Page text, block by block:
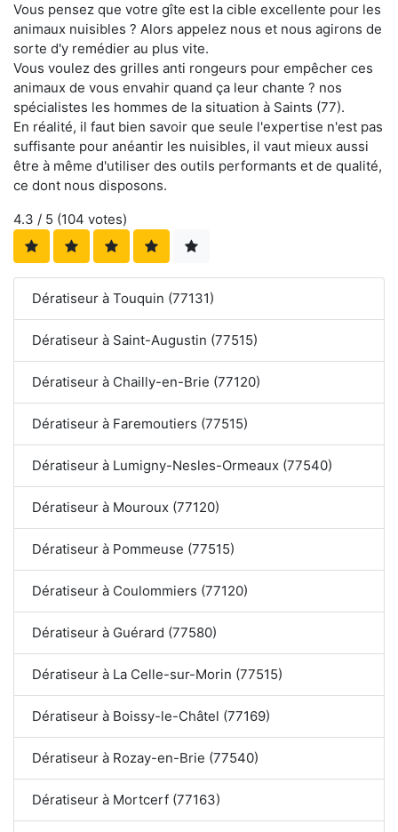
Vous pensez que votre gîte est la cible excellente pour les
animaux nuisibles ? Alors appelez nous et nous agirons de
sorte d'y remédier au plus vite.
Vous voulez des grilles anti rongeurs pour empêcher ces
animaux de vous envahir quand ça leur chante ? nos
spécialistes les hommes de la situation à Saints (77).
En réalité, il faut bien savoir que seule l'expertise n'est pas
suffisante pour anéantir les nuisibles, il vaut mieux aussi
être à même d'utiliser des outils performants et de qualité,
ce dont nous disposons.
4.3 / 5 (104 votes)
Dératiseur à Touquin (77131)
Dératiseur à Saint-Augustin (77515)
Dératiseur à Chailly-en-Brie (77120)
Dératiseur à Faremoutiers (77515)
Dératiseur à Lumigny-Nesles-Ormeaux (77540)
Dératiseur à Mouroux (77120)
Dératiseur à Pommeuse (77515)
Dératiseur à Coulommiers (77120)
Dératiseur à Guérard (77580)
Dératiseur à La Celle-sur-Morin (77515)
Dératiseur à Boissy-le-Châtel (77169)
Dératiseur à Rozay-en-Brie (77540)
Dératiseur à Mortcerf (77163)